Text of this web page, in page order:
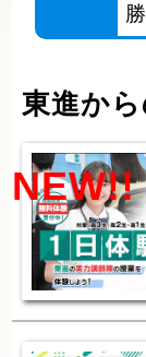
NEW!!
東進か